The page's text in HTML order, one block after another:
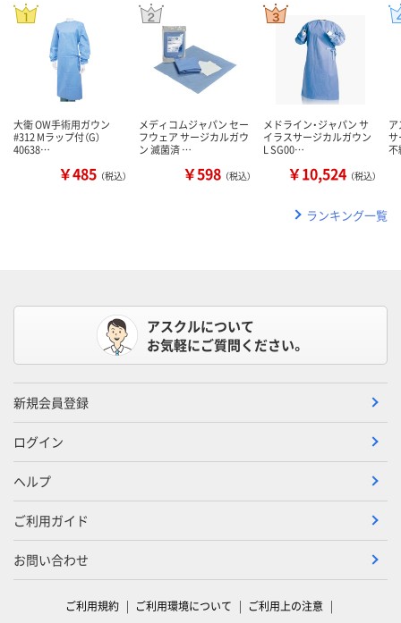
大衛 OW手術用ガウン
#312 Mラップ付（G）
40638…
￥485 （税込）
メディコムジャパン セー
フウェア サージカルガウ
ン 滅菌済 …
￥598 （税込）
メドライン・ジャパン サ
イラスサージカルガウン
L SG00…
￥10,524 （税込）
サ
ランキング一覧
アスクルについて
お気軽にご質問ください。
新規会員登録
ログイン
ヘルプ
ご利用ガイド
お問い合わせ
ご利用規約 ご利用環境について ご利用上の注意